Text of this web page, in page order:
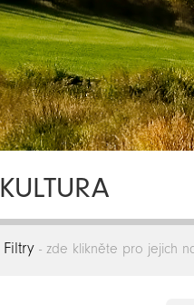
KULTURA
Filtry - zde klikněte pro jejich